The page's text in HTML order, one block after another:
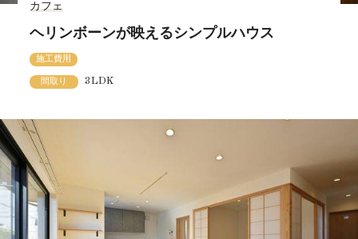
カフェ
ヘリンボーンが映えるシンプルハウス
施工費用
間取り 3LDK